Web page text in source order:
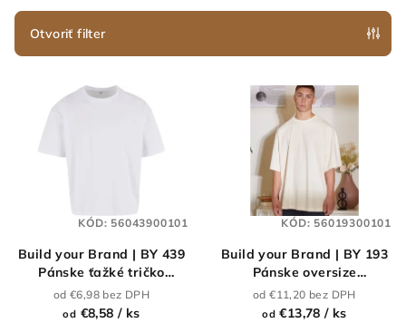
p
Otvoriť filter
oBuild your Brand | BY 439
Pánske ťažké tričko
"Cropped
Oversize"_56.0439
od €6,98 bez DPH
od €8,58 / ks
KÓD: 56043900101
Build your Brand | BY 193
Pánske oversize
tričko_56.0193
od €11,20 bez DPH
od €13,78/ ks
KÓD: 56019300101